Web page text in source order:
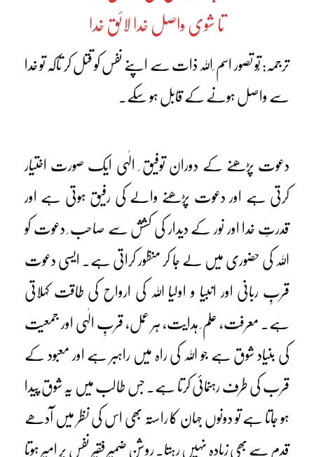
تا شوی واصل خدا لائق خدا
ترجمہ: تُو تصور اسم ِاللہ ذات سے اپنے نفس کو قتل کر تاکہ تو خدا
سے واصل ہونے کے قابل ہو سکے۔
دعوت پڑھنے کے دوران توفیق ِ الٰہی ایک صورت اختیار
کرتی ہے اور دعوت پڑھنے والے کی رفیق ہوتی ہے اور
قدرتِ خدا اور نور کے دیدار کی کشش سے صاحب ِ دعوت کو
اللہ کی حضوری میں لے جا کر منظور کراتی ہے۔ ایسی دعوت
قربِ ربانی اور انبیا و اولیا اللہ کی ارواح کی طاقت کہلاتی
ہے۔ معرفت، علم ِ ہدایت، ہر عمل، قربِ الٰہی اور جمعیت
کی بنیاد شوق ہے جو اللہ کی راہ میں راہبر ہے اور معبود کے
قرب کی طرف رہنمائی کرتا ہے۔ جس طالب میں یہ شوق پیدا
ہو جاتا ہے تو دونوں جہان کا راستہ بھی اس کی نظر میں آدھے
قدم سے بھی زیادہ نہیں رہتا۔ روشن ضمیر فقیر نفس پر امیر ہوتا